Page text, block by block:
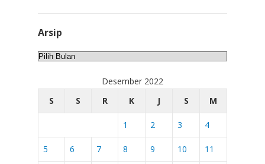
Arsip
Arsip
Desember 2022
S
S R K J S M
1 2 3 4
5 6 7 8 9 10 11